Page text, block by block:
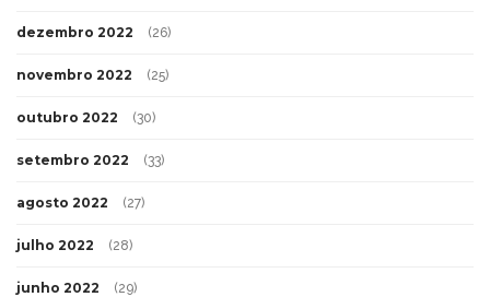
dezembro 2022 (26)
novembro 2022 (25)
outubro 2022 (30)
setembro 2022 (33)
agosto 2022 (27)
julho 2022 (28)
junho 2022 (29)